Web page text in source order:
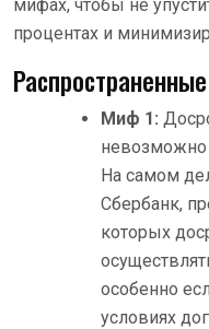
мифах, чтобы не
процентах и
Миф 1:
На самом
Сбербанк,
которых
особенно
условиях